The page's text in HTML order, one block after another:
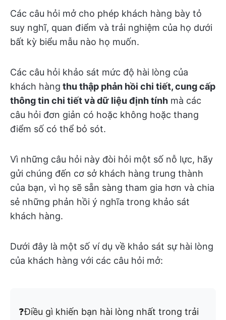
Các câu hỏi mở cho phép khách hàng bày tỏ
suy nghĩ, quan điểm và trải nghiệm của họ dưới
bất kỳ biểu mẫu nào họ muốn.
Các câu hỏi khảo sát mức độ hài lòng của
khách hàng thu thập phản hồi chi tiết, cung cấp
thông tin chi tiết và dữ liệu định tính mà các
câu hỏi đơn giản có hoặc không hoặc thang
điểm số có thể bỏ sót.
Vì những câu hỏi này đòi hỏi một số nỗ lực, hãy
gửi chúng đến cơ sở khách hàng trung thành
của bạn, vì họ sẽ sẵn sàng tham gia hơn và chia
sẻ những phản hồi ý nghĩa trong khảo sát
khách hàng.
Dưới đây là một số ví dụ về khảo sát sự hài lòng
của khách hàng với các câu hỏi mở:
❓Điều gì khiến bạn hài lòng nhất trong trải